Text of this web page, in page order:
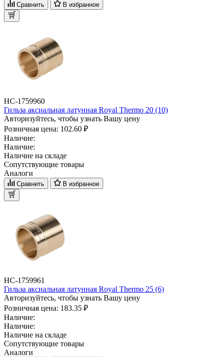
Сравнить В избранное
НС-1759960
Гильза аксиальная латунная Royal Thermo 20 (10)
Авторизуйтесь, чтобы узнать Вашу цену
Розничная цена: 102.60 ₽
Наличие:
Наличие:
Наличие на складе
Сопутствующие товары
Аналоги
Сравнить В избранное
НС-1759961
Гильза аксиальная латунная Royal Thermo 25 (6)
Авторизуйтесь, чтобы узнать Вашу цену
Розничная цена: 183.35 ₽
Наличие:
Наличие:
Наличие на складе
Сопутствующие товары
Аналоги